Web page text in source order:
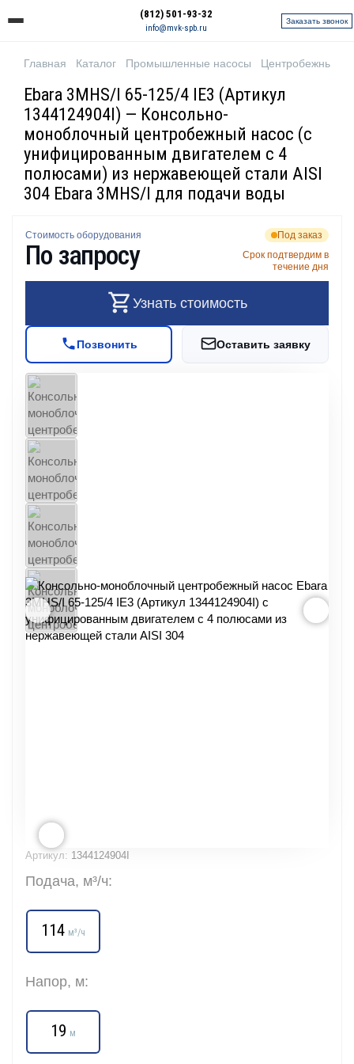
(812) 501-93-32
info@mvk-spb.ru
Заказать звонок
Главная Каталог Промышленные насосы Центробежные
Ebara 3MHS/I 65-125/4 IE3 (Артикул
1344124904I) — Консольно-
моноблочный центробежный насос (с
унифицированным двигателем с 4
полюсами) из нержавеющей стали AISI
304 Ebara 3MHS/I для подачи воды
Артикул: 1344124904I
Подача, м³/ч:
114 м³/ч
Напор, м:
19 м
Стоимость оборудования
По запросу
Под заказ
Срок подтвердим в
течение дня
Узнать стоимость
Позвонить Оставить заявку